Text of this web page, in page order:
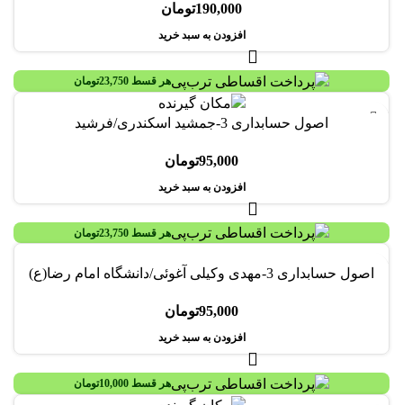
190,000تومان
افزودن به سبد خرید
هر قسط 23,750تومان
اصول حسابداری 3-جمشید اسکندری/فرشید
95,000تومان
افزودن به سبد خرید
هر قسط 23,750تومان
اصول حسابداری 3-مهدی وکیلی آغوئی/دانشگاه امام رضا(ع)
95,000تومان
افزودن به سبد خرید
هر قسط 10,000تومان